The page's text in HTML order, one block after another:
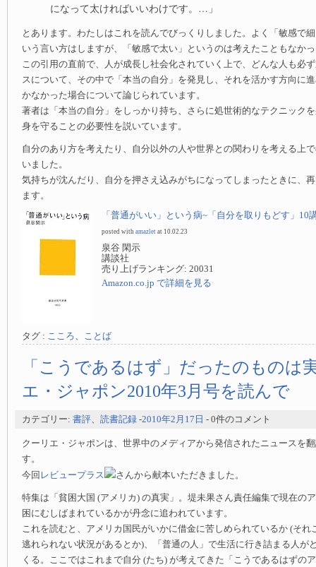
になって太ければいいわけです。…」
とあります。わたしはこれを読んでびっくりしました。よく「敏感で
いう言い方はしますが、「敏感で太い」というのは考えたこともなか
この引用の直前で、人が成長し社会化されていく上で、どんな人も必
スについて、その中で「本当の自分」を発見し、それを活かす方向に
かなかった場合について論じられています。
著者は「本当の自分」をしっかり持ち、さらに処世術的なテクニック
身を守ることの必要性を説いています。
自分のあり方を考えたり、自分以外の人や世界との関わりを考える上
いました。
気持ちが沈んだり、自分を押さえ込みがちになってしまったときに、
ます。
「普通がいい」という病~「自分を取りもどす」10
posted with amazlet at 10.02.23
泉谷 閑示
講談社
売り上げランキング: 20031
Amazon.co.jp で詳細を見る
タグ : こころ、 ことば
「こうであるはず」だったのものは
エ・ジャポン2010年3月号を読んで
カテゴリー: 書評、 読書記録 -2010年2月17日 - 0件のコメント
クーリエ・ジャポンは、世界中のメディアから発信されたニュースを
す。
今回 レビュープラス さんから献本いただきました。
特集は「貧困大国 (アメリカ) の真実」。堤未果さん責任編集で現在の
困にむしばまれているかが丹念に追われています。
これを読むと、アメリカ国民がいかに借金に苦しめられているか (それ
逃れられない状況があるとか)、「普通の人」で生活に行き詰まる人が
くる。ここではこれまで自分 (たち) が考えてきた「こうであるはずの